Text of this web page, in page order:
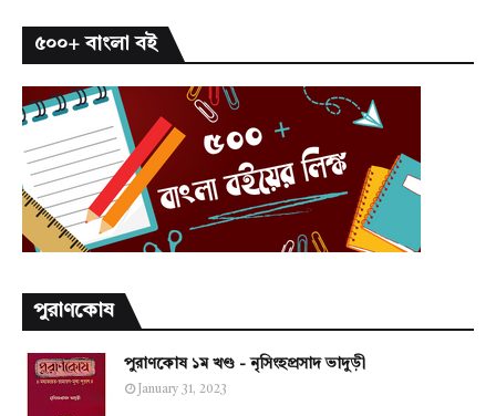
৫০০+ বাংলা বই
পুরাণকোষ
পুরাণকোষ ১ম খণ্ড - নৃসিংহপ্রসাদ ভাদুড়ী
January 31, 2023